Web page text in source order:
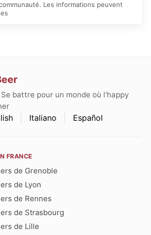
Les informations peuvent
battre pour un monde où l'happy
Italiano Español
FRANCE
de Grenoble
de Lyon
de Rennes
de Strasbourg
de Lille